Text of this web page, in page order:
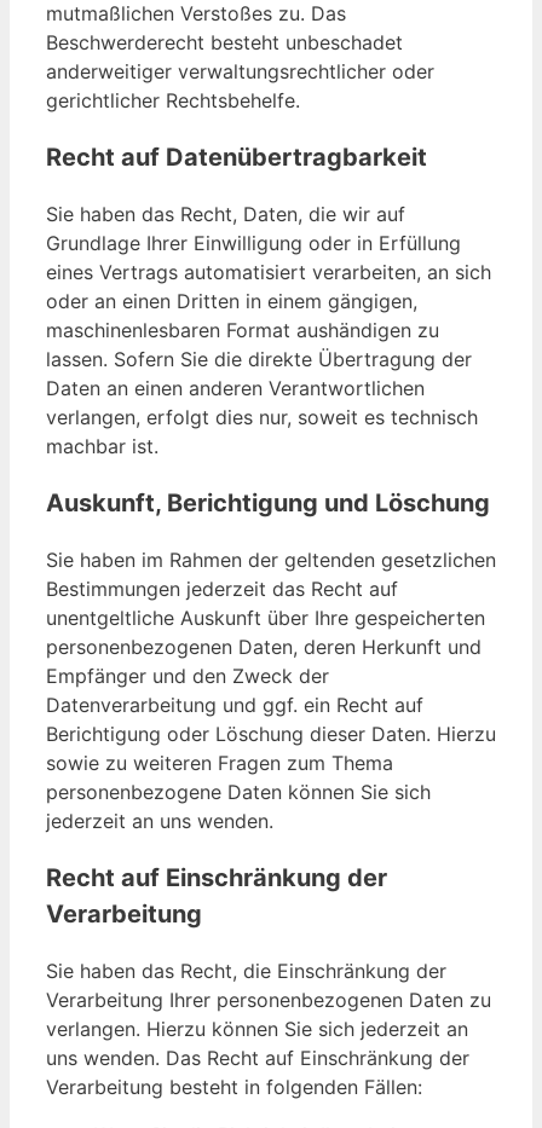
mutmaßlichen Verstoßes zu. Das
Beschwerderecht besteht unbeschadet
anderweitiger verwaltungsrechtlicher oder
gerichtlicher Rechtsbehelfe.
Recht auf Daten­übertrag­barkeit
Sie haben das Recht, Daten, die wir auf
Grundlage Ihrer Einwilligung oder in Erfüllung
eines Vertrags automatisiert verarbeiten, an sich
oder an einen Dritten in einem gängigen,
maschinenlesbaren Format aushändigen zu
lassen. Sofern Sie die direkte Übertragung der
Daten an einen anderen Verantwortlichen
verlangen, erfolgt dies nur, soweit es technisch
machbar ist.
Auskunft, Berichtigung und Löschung
Sie haben im Rahmen der geltenden gesetzlichen
Bestimmungen jederzeit das Recht auf
unentgeltliche Auskunft über Ihre gespeicherten
personenbezogenen Daten, deren Herkunft und
Empfänger und den Zweck der
Datenverarbeitung und ggf. ein Recht auf
Berichtigung oder Löschung dieser Daten. Hierzu
sowie zu weiteren Fragen zum Thema
personenbezogene Daten können Sie sich
jederzeit an uns wenden.
Recht auf Einschränkung der
Verarbeitung
Sie haben das Recht, die Einschränkung der
Verarbeitung Ihrer personenbezogenen Daten zu
verlangen. Hierzu können Sie sich jederzeit an
uns wenden. Das Recht auf Einschränkung der
Verarbeitung besteht in folgenden Fällen: